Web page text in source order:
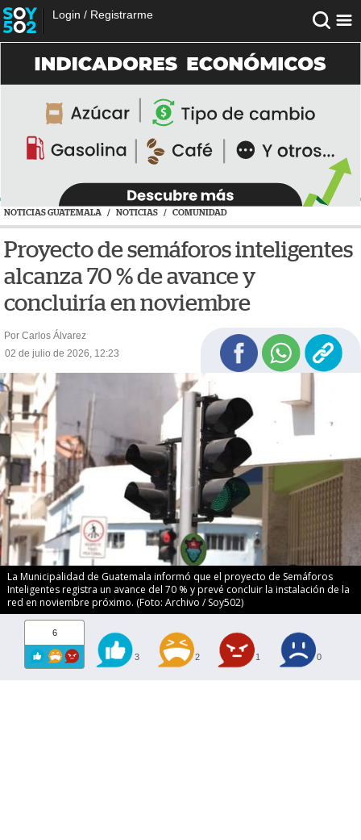
Login / Registrarme
NOTICIAS GUATEMALA / NOTICIAS / COMUNIDAD
Proyecto de semáforos inteligentes
alcanza 70 % de avance y
concluiría en noviembre
Por Carlos Álvarez
02 de julio de 2026, 12:23
La Municipalidad de Guatemala informó que el proyecto de Semáforos
Inteligentes registra un avance del 70 % y prevé concluir la instalación de la
red en noviembre próximo. (Foto: Archivo / Soy502)
6
3 2 1 0